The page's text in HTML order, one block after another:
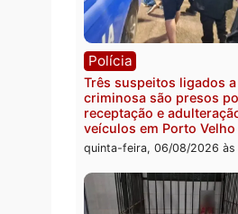
Polícia
Policiais militares
moto furtada e
zona Leste
quinta-feira, 06/08/